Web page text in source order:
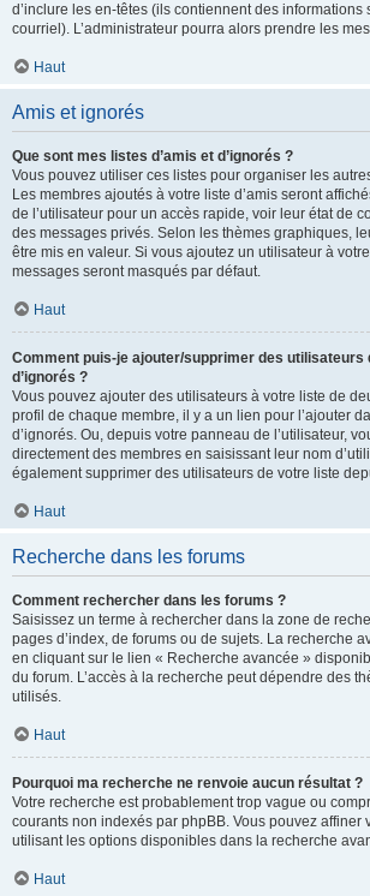
d’inclure les en-têtes (ils contiennent des informations
courriel). L’administrateur pourra alors prendre les
Haut
Amis et ignorés
Que sont mes listes d’amis et d’ignorés ?
Vous pouvez utiliser ces listes pour organiser les
Les membres ajoutés à votre liste d’amis seront
de l’utilisateur pour un accès rapide, voir leur état de
des messages privés. Selon les thèmes graphiques,
être mis en valeur. Si vous ajoutez un utilisateur à
messages seront masqués par défaut.
Haut
Comment puis-je ajouter/supprimer des utilisateurs
d’ignorés ?
Vous pouvez ajouter des utilisateurs à votre liste de
profil de chaque membre, il y a un lien pour l’ajouter
d’ignorés. Ou, depuis votre panneau de l’utilisateur,
directement des membres en saisissant leur nom
également supprimer des utilisateurs de votre liste
Haut
Recherche dans les forums
Comment rechercher dans les forums ?
Saisissez un terme à rechercher dans la zone de
pages d’index, de forums ou de sujets. La recherche
en cliquant sur le lien « Recherche avancée »
du forum. L’accès à la recherche peut dépendre des
utilisés.
Haut
Pourquoi ma recherche ne renvoie aucun résultat ?
Votre recherche est probablement trop vague ou
courants non indexés par phpBB. Vous pouvez affiner
utilisant les options disponibles dans la recherche
Haut